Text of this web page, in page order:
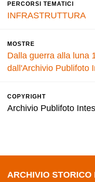
PERCORSI TEMATICI
INFRASTRUTTURA
MOSTRE
Dalla guerra alla luna
dall'Archivio Publifoto
COPYRIGHT
Archivio Publifoto
ARCHIVIO